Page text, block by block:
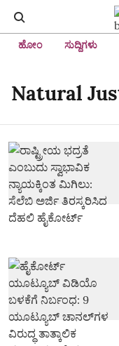
ಹೋಂ ಸುದ್ದಿಗಳು
Natural